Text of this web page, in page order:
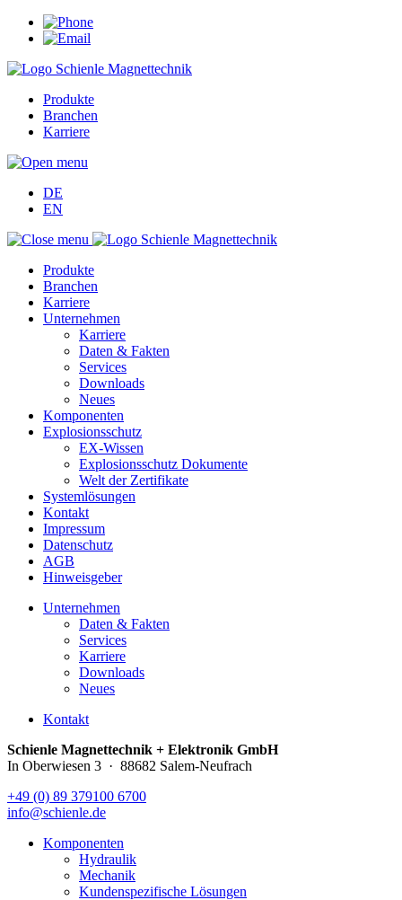
Produkte
Branchen
Karriere
DE
EN
Produkte
Branchen
Karriere
Unternehmen
Karriere
Daten & Fakten
Services
Downloads
Neues
Komponenten
Explosionsschutz
EX-Wissen
Explosionsschutz Dokumente
Welt der Zertifikate
Systemlösungen
Kontakt
Impressum
Datenschutz
AGB
Hinweisgeber
Unternehmen
Daten & Fakten
Services
Karriere
Downloads
Neues
Kontakt
Schienle Magnettechnik + Elektronik GmbH
In Oberwiesen 3 · 88682 Salem-Neufrach
+49 (0) 89 379100 6700
info@schienle.de
Komponenten
Hydraulik
Mechanik
Kundenspezifische Lösungen